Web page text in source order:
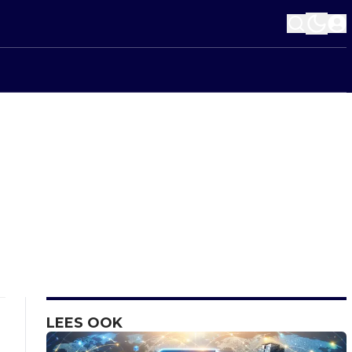
LEES OOK